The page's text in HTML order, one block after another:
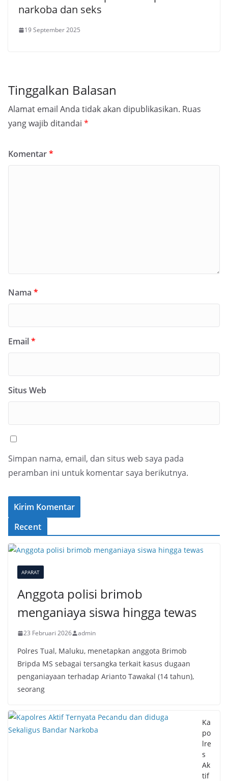
narkoba dan seks
19 September 2025
Tinggalkan Balasan
Alamat email Anda tidak akan dipublikasikan. Ruas
yang wajib ditandai *
Komentar*
Nama *
Email*
Situs Web
Simpan nama, email, dan situs web saya pada
peramban ini untuk komentar saya berikutnya.
Recent
APARAT
Anggota polisi brimob
menganiaya siswa hingga tewas
23 Februari 2026 admin
Polres Tual, Maluku, menetapkan anggota Brimob
Bripda MS sebagai tersangka terkait kasus dugaan
penganiayaan terhadap Arianto Tawakal (14 tahun),
seorang
Ka
po
lre
s
Ak
tif